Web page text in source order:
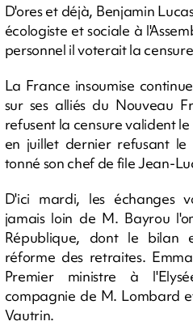
D'ores et déjà, Benjamin
écologiste et sociale à
personnel il voterait la
La France insoumise
sur ses alliés du Nouveau
refusent la censure valident
en juillet dernier refusant le
tonné son chef de file Jean-
D'ici mardi, les échanges
jamais loin de M. Bayrou
République, dont le bilan
réforme des retraites.
Premier ministre à
compagnie de M. Lombard
Vautrin.